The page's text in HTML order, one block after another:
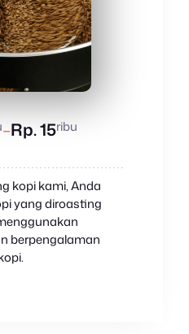
–Rp. 15ribu
kopi kami, Anda
yang diroasting
berpengalaman